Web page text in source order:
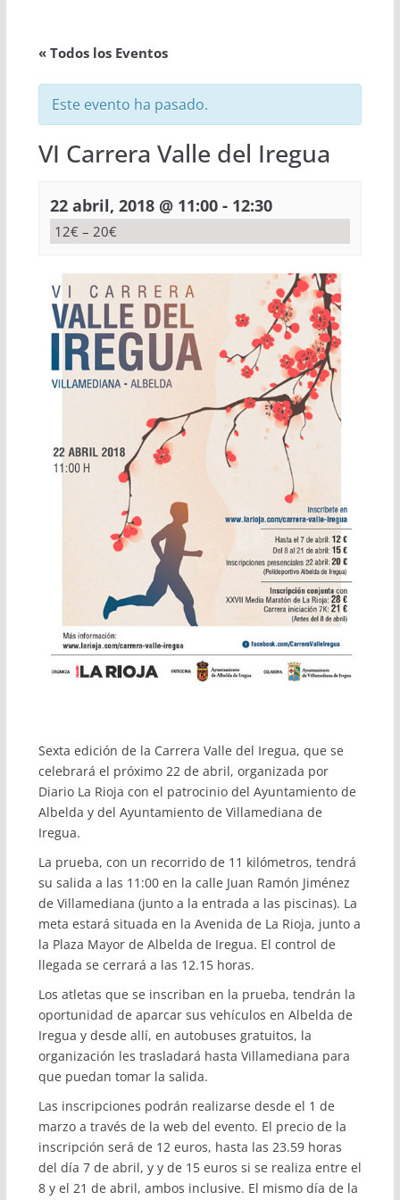
« Todos los Eventos
Este evento ha pasado.
VI Carrera Valle del Iregua
22 abril, 2018 @ 11:00- 12:30
12€ – 20€
Sexta edición de la Carrera Valle del Iregua, que se
celebrará el próximo 22 de abril, organizada por
Diario La Rioja con el patrocinio del Ayuntamiento de
Albelda y del Ayuntamiento de Villamediana de
Iregua.
La prueba, con un recorrido de 11 kilómetros, tendrá
su salida a las 11:00 en la calle Juan Ramón Jiménez
de Villamediana (junto a la entrada a las piscinas). La
meta estará situada en la Avenida de La Rioja, junto a
la Plaza Mayor de Albelda de Iregua. El control de
llegada se cerrará a las 12.15 horas.
Los atletas que se inscriban en la prueba, tendrán la
oportunidad de aparcar sus vehículos en Albelda de
Iregua y desde allí, en autobuses gratuitos, la
organización les trasladará hasta Villamediana para
que puedan tomar la salida.
Las inscripciones podrán realizarse desde el 1 de
marzo a través de la web del evento. El precio de la
inscripción será de 12 euros, hasta las 23.59 horas
del día 7 de abril, y y de 15 euros si se realiza entre el
8 y el 21 de abril, ambos inclusive. El mismo día de la